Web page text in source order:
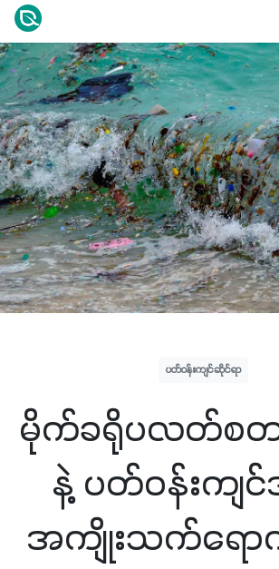
ပတ်ဝန်းကျင်ဆိုင်ရာ
မိုက်ခရိုပလတ်စ
နဲ့ ပတ်ဝန်းကျင်
အကျိုးသက်ရောက်